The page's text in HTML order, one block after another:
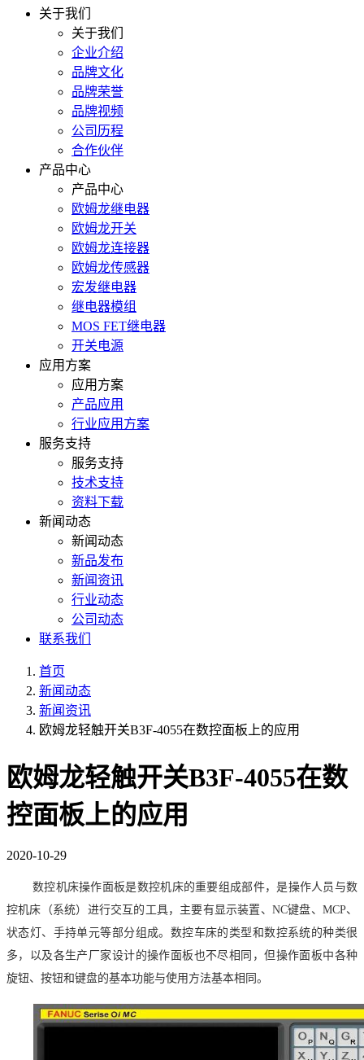
关于我们
关于我们
企业介绍
品牌文化
品牌荣誉
品牌视频
公司历程
合作伙伴
产品中心
产品中心
欧姆龙继电器
欧姆龙开关
欧姆龙连接器
欧姆龙传感器
宏发继电器
继电器模组
MOS FET继电器
开关电源
应用方案
应用方案
产品应用
行业应用方案
服务支持
服务支持
技术支持
资料下载
新闻动态
新闻动态
新品发布
新闻资讯
行业动态
公司动态
联系我们
首页
新闻动态
新闻资讯
欧姆龙轻触开关B3F-4055在数控面板上的应用
欧姆龙轻触开关B3F-4055在数
控面板上的应用
2020-10-29
数控机床操作面板是数控机床的重要组成部件，是操作人员与数
控机床（系统）进行交互的工具，主要有显示装置、 NC键盘、MCP、
状态灯、手持单元等部分组成。数控车床的类型和数控系统的种类很
多，以及各生产厂家设计的操作面板也不尽相同，但操作面板中各种
旋钮、按钮和键盘的基本功能与使用方法基本相同。